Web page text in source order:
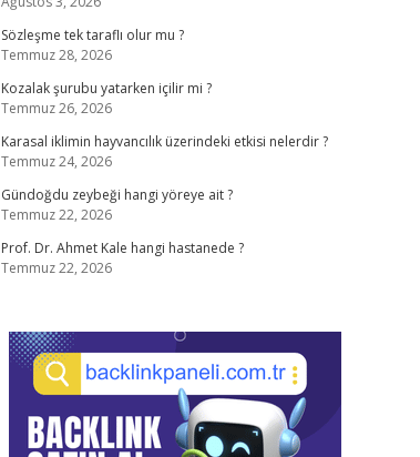
Sözleşme tek taraflı olur mu ?
Temmuz 28, 2026
Kozalak şurubu yatarken içilir mi ?
Temmuz 26, 2026
Karasal iklimin hayvancılık üzerindeki etkisi nelerdir ?
Temmuz 24, 2026
Gündoğdu zeybeği hangi yöreye ait ?
Temmuz 22, 2026
Prof. Dr. Ahmet Kale hangi hastanede ?
Temmuz 22, 2026